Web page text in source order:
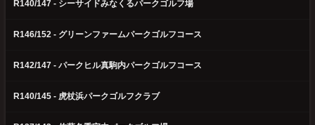
R140/147 - シーサイドみなくるパークゴルフ場
R146/152 - グリーンファームパークゴルフコース
R142/147 - パークヒル真駒内パークゴルフコース
R140/145 - 虎杖浜パークゴルフクラブ